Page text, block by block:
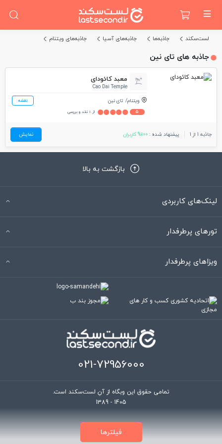
لست‌سکند جاذبه‌ها جاذبه‌های آسیا جاذبه‌های ویتنام
جاذبه های تای نین
معبد کائودای
Cao Dai Temple
ویتنام تای نین نقشه
5 از 1 نقد و بررسی
جاذبه 1 از 1 پیشنهاد شده : 100% کاربران نمایش
فیلتر‌ها
بازگشت به بالا
لینک‌های کاربردی
تورهای پرطرفدار
ویزاهای پرطرفدار
021-72956000
تمامی حقوق این وبگاه از آنِ لست‌سکند است.
1389 - 1405